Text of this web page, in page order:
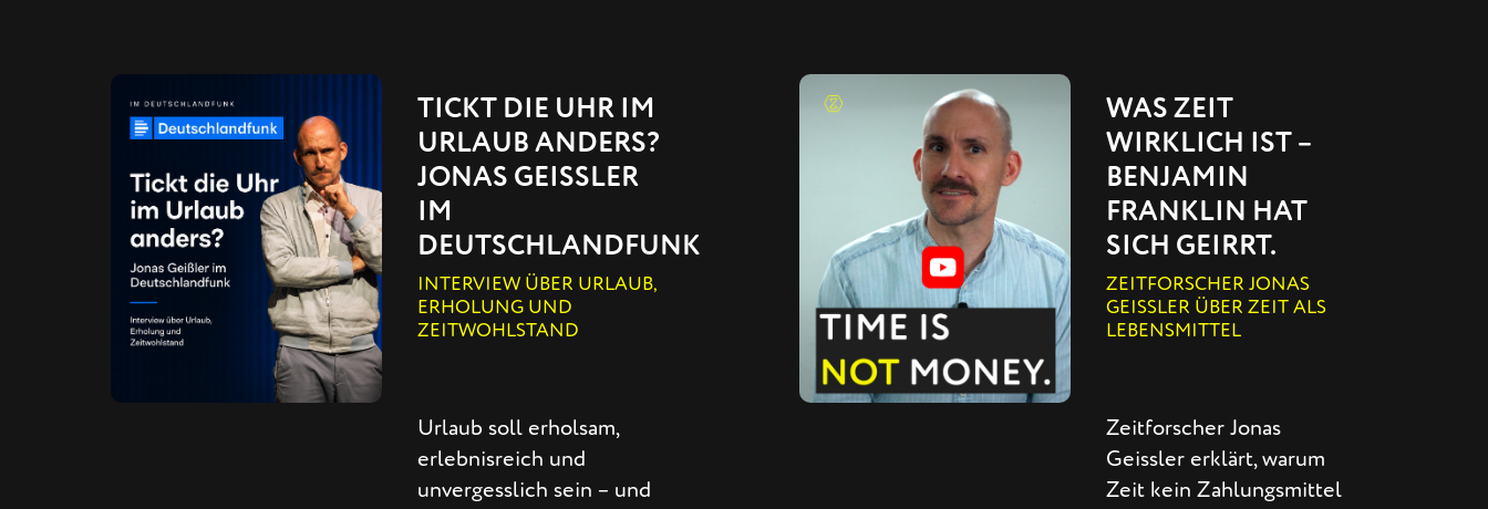
TICKT DIE UHR IM
URLAUB ANDERS?
JONAS GEISSLER I
M D
EUTSCHLANDFUNK
INTERVIEW ÜBER URLAUB,
ERHOLUNG UND
ZEITWOHLSTAND
Urlaub soll erholsam,
erlebnisreich und
unvergesslich sein – und
WAS ZEIT
WIRKLICH IST –
BENJAMIN
FRANKLIN HAT
SICH GEIRRT.
ZEITFORSCHER JONAS
GEISSLER ÜBER ZEIT ALS
LEBENSMITTEL
Zeitforscher Jonas
Geissler erklärt, warum
Zeit kein Zahlungsmittel